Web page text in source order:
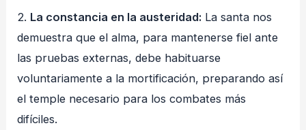
2. La constancia en la austeridad: La santa nos
demuestra que el alma, para mantenerse fiel ante
las pruebas externas, debe habituarse
voluntariamente a la mortificación, preparando así
el temple necesario para los combates más
difíciles.